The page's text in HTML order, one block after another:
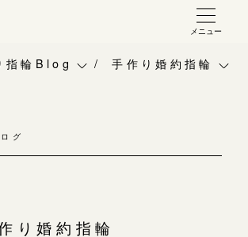
メニュー
れ
グ
指輪Blog
指輪作品集
様インタビュー
手作り婚約指輪
り婚約指輪
～18:00 /年中無休
年末年始は除く